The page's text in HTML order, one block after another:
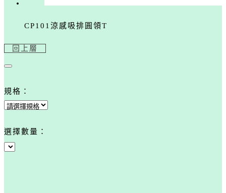
CP101涼感吸排圓領T
回上層
規格：
選擇數量：